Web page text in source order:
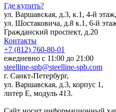
Где купить?
ул. Варшавская, д.3, к.1, 4-й
ул. Шостаковича, д.8 к.1, 6-й
Гражданский проспект, д.20
Контакты
+7 (812) 760-80-01
ежедневно с 11:00 до 21:00
steelline-spb@steelline-spb.com
г. Санкт-Петербург,
ул. Варшавская, д.3, корпус 1,
литер Е, модуль 413.